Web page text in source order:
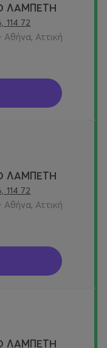
ΛΑΜΠΕΤΗ
114 72
Αττική
ΛΑΜΠΕΤΗ
114 72
Αττική
ΛΑΜΠΕΤΗ